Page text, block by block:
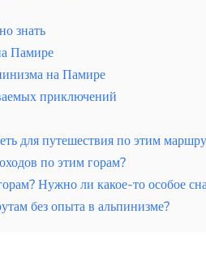
знать
Памире
на Памире
приключений
для путешествия по этим
по этим горам?
Нужно ли какое-то особое
без опыта в альпинизме?